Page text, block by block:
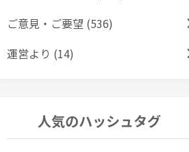
ご意見・ご要望 (536)
運営より (14)
人気のハッシュタグ